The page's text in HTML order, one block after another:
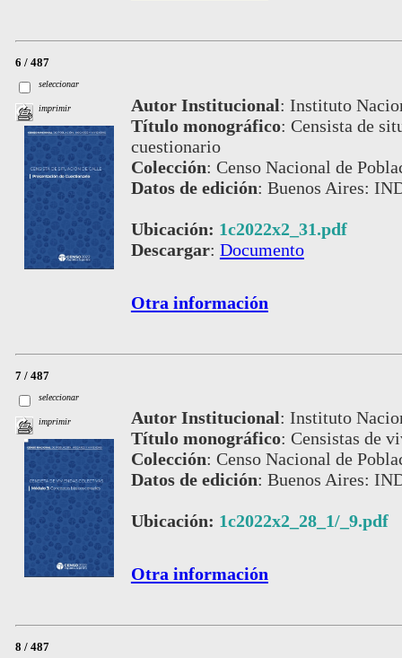
6 / 487
seleccionar
imprimir Autor Institucional: Instituto
Título monográfico: Censista de
cuestionario
Colección: Censo Nacional de
Datos de edición: Buenos Aires:
Ubicación: 1c2022x2_31.pdf
Descargar: Documento
Otra información
7 / 487
seleccionar
imprimir Autor Institucional: Instituto
Título monográfico: Censistas de
Colección: Censo Nacional de
Datos de edición: Buenos Aires:
Ubicación: 1c2022x2_28_1/_9.pdf
Otra información
8 / 487